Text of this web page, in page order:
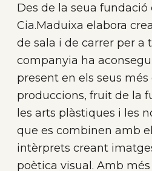
Des de la seua fundació
Cia.Maduixa elabora
de sala i de carrer per a
companyia ha
present en els seus
produccions, fruit de la
les arts plàstiques i les
que es combinen amb
intèrprets creant
poètica visual. Amb